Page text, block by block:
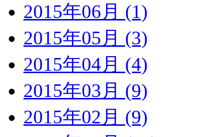
2015年06月 (1)
2015年05月 (3)
2015年04月 (4)
2015年03月 (9)
2015年02月 (9)